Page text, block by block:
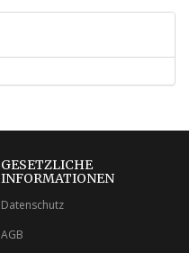
GESETZLICHE
INFORMATIONEN
Datenschutz
AGB